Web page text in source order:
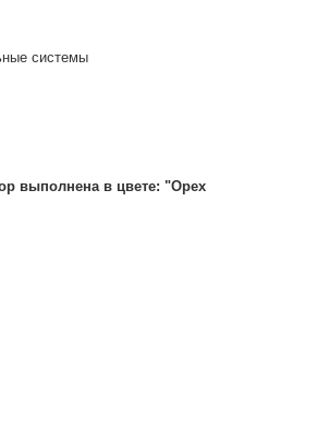
системы
выполнена в цвете: "Орех